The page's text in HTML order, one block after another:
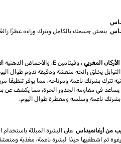
ينعش جسمك بالكامل ويترك وراءه عطرًا
المغربي ، وفيتامين E، والأحماض الدهنية الأساسية، ما يوفر ترطيبًا عميقًا ويحسن مرونة البشرة.
يخلق رائحة منعشة ودقيقة تدوم طوال
تترك بشرتك ناعمة ومرتاحه، مما يوفر تنظيفًا
يساعد في مقاومة الجذور الحرة، مما يكشف عن
بشرتك ناعمة وسلسة ومعطرة طوال اليوم.
من أرغانميداس على البشرة المبللة
ثم اشطفيها جيدًا لبشرة ناعمة، مغذية